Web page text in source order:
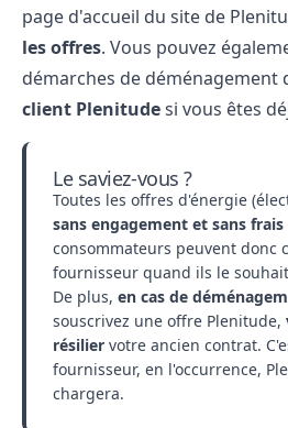
page d'accueil du site de
les offres. Vous pouvez
démarches de déménagement
client Plenitudesi vous êtes
Le saviez-vous ?
Toutes les offres d'énergie
sans engagement et sans
consommateurs peuvent donc
fournisseur quand ils le
De plus, en cas de
souscrivez une offre Plenitude,
résilier votre ancien contrat.
fournisseur, en l'occurrence,
chargera.